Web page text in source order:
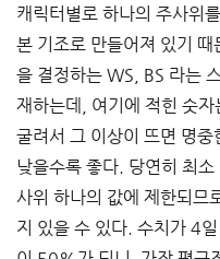
캐릭터별로 하나의 주사위
본 기조로 만들어져 있기 때
을 결정하는 WS, BS 라는
재하는데
여기에 적힌 숫자
굴려서 그 이상이 뜨면 명중
낮을수록 좋다. 당연히 최
사위 하나의 값에 제한되므
지 있을 수 있다. 수치가 4